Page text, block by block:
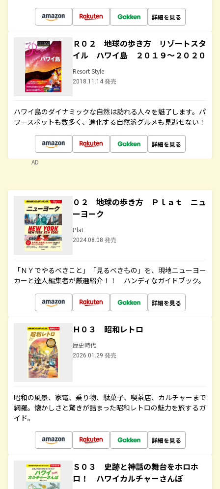
詳細を見る
Ｒ０２ 地球の歩き方 リゾートスタ
イル ハワイ島 ２０１９～２０２０
Resort Style
2018.11.14 発売
ハワイ島のダイナミックな自然は訪れる人々を魅了します。パ
ワースポットも数多く、進化する自然派グルメも見逃せない！
詳細を見る
AD
０２ 地球の歩き方 Ｐｌａｔ ニュ
ーヨーク
Plat
2024.08.08 発売
「ＮＹでやるべきこと」「見るべきもの」を、現地ニューヨー
カーと達人編集者が厳選紹介！！ ハンディなガイドブック。
詳細を見る
Ｈ０３ 昭和レトロ
歴史時代
2026.01.29 発売
昭和の風景、家電、乗り物、駄菓子、喫茶店、カルチャーまで
網羅。懐かしさと驚きが詰まった昭和レトロの魅力を旅するガ
イド。
詳細を見る
Ｓ０３ 史跡と神話の舞台をホロホ
ロ！ ハワイカルチャーさんぽ